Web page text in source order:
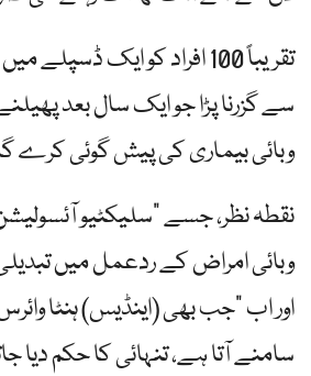
تقریباً 100 افراد کو ایک
وبائی بیماری کی پیش گوئی کرے
نقطہ نظر، جسے "سلیکٹیو
وبائی امراض کے ردعمل میں
اور اب "جب بھی (اینڈیس) ہنٹا
سامنے آتا ہے، تنہائی کا حکم دیا